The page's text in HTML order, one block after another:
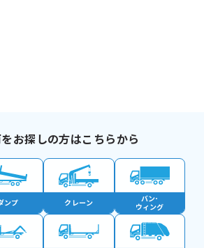
お探しの方はこちらから
ンプ クレーン
バン･
ウィング